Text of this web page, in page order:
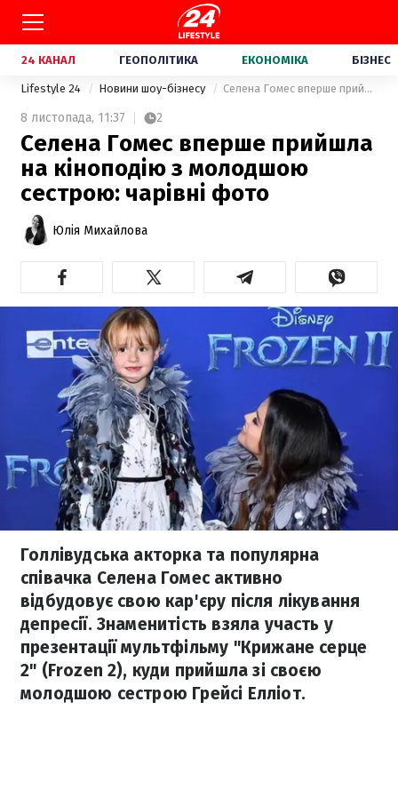
24 КАНАЛ ГЕОПОЛІТИКА ЕКОНОМІКА БІЗНЕС
Lifestyle 24 Новини шоу-бізнесу Селена Гомес вперше прийшла на кіноподію з молодшою сестрою: чарівні фото
8 листопада, 11:37 2
Селена Гомес вперше прийшла
на кіноподію з молодшою
сестрою: чарівні фото
Юлія Михайлова
Голлівудська акторка та популярна
співачка Селена Гомес активно
відбудовує свою кар'єру після лікування
депресії. Знаменитість взяла участь у
презентації мультфільму "Крижане серце
2" (Frozen 2), куди прийшла зі своєю
молодшою сестрою Грейсі Елліот.